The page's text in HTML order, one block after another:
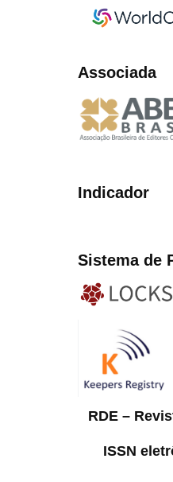
Associada
Indicador
Sistema de
RDE –
ISSN